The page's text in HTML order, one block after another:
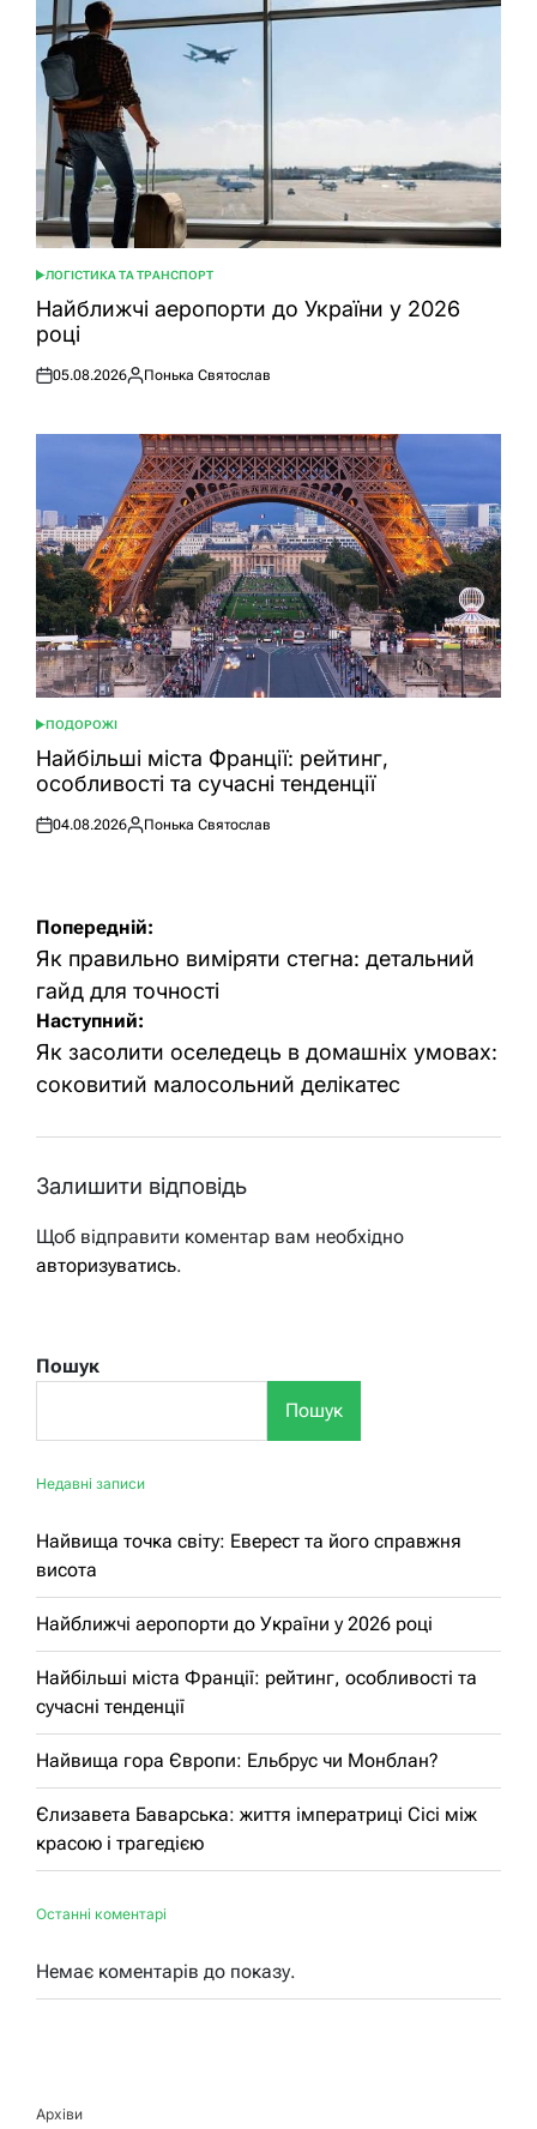
ОПУБЛІКУВАТИ
У
ЛОГІСТИКА ТА ТРАНСПОРТ
Найближчі аеропорти до України у 2026
році
Оприлюднено
05.08.2026
Опубліковано
Понька Святослав
ОПУБЛІКУВАТИ
У
ПОДОРОЖІ
Найбільші міста Франції: рейтинг,
особливості та сучасні тенденції
Оприлюднено
04.08.2026
Опубліковано
Понька Святослав
Навігація
записів
Попередній:
Як правильно виміряти стегна: детальний
гайд для точності
Наступний:
Як засолити оселедець в домашніх умовах:
соковитий малосольний делікатес
Залишити відповідь
Щоб відправити коментар вам необхідно
авторизуватись.
Пошук
Пошук
Недавні записи
Найвища точка світу: Еверест та його справжня
висота
Найближчі аеропорти до України у 2026 році
Найбільші міста Франції: рейтинг, особливості та
сучасні тенденції
Найвища гора Європи: Ельбрус чи Монблан?
Єлизавета Баварська: життя імператриці Сісі між
красою і трагедією
Останні коментарі
Немає коментарів до показу.
Архіви